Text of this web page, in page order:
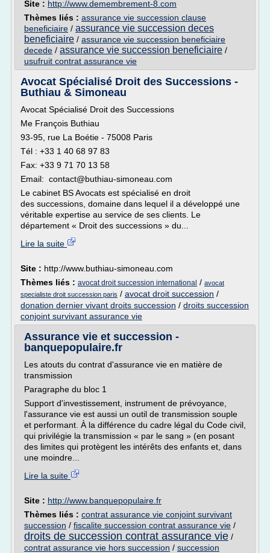
Site : http://www.demembrement-8.com
Thèmes liés : assurance vie succession clause
beneficiaire / assurance vie succession deces
beneficiaire / assurance vie succession beneficiaire
decede / assurance vie succession beneficiaire /
usufruit contrat assurance vie
Avocat Spécialisé Droit des Successions -
Buthiau & Simoneau
Avocat Spécialisé Droit des Successions
Me François Buthiau
93-95, rue La Boétie - 75008 Paris
Tél : +33 1 40 68 97 83
Fax: +33 9 71 70 13 58
Email: contact@buthiau-simoneau.com
Le cabinet BS Avocats est spécialisé en droit
des successions, domaine dans lequel il a développé une
véritable expertise au service de ses clients. Le
département « Droit des successions » du...
Lire la suite
Site : http://www.buthiau-simoneau.com
Thèmes liés : avocat droit succession international / avocat
specialiste droit succession paris / avocat droit succession /
donation dernier vivant droits succession / droits succession
conjoint survivant assurance vie
Assurance vie et succession -
banquepopulaire.fr
Les atouts du contrat d'assurance vie en matière de
transmission
Paragraphe du bloc 1
Support d'investissement, instrument de prévoyance,
l'assurance vie est aussi un outil de transmission souple
et performant. À la différence du cadre légal du Code civil,
qui privilégie la transmission « par le sang » (en posant
des limites qui protègent les intérêts des enfants et, dans
une moindre...
Lire la suite
Site : http://www.banquepopulaire.fr
Thèmes liés : contrat assurance vie conjoint survivant
succession / fiscalite succession contrat assurance vie /
droits de succession contrat assurance vie /
contrat assurance vie hors succession / succession